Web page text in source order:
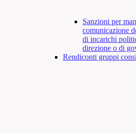
Sanzioni per
comunicazione
di incarichi
direzione o di
Rendiconti gruppi